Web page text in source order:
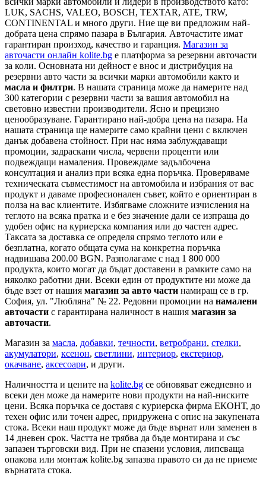
LUK, SACHS, VALEO, BOSCH, TEXTAR, ATE, TRW,
CONTINENTAL и много други. Ние ще ви предложим най-
добрата цена спрямо пазара в България. Авточастите имат
гарантиран произход, качество и гаранция. Магазин за
авточасти онлайн kolite.bg е платформа за резервни авточасти
за коли. Основната ни дейност е внос и дистрибуция на
резервни авто части за всички марки автомобили както и
масла и филтри. В нашата страница може да намерите над
300 категории с резервни части за вашия автомобил на
световно известни производители. Ясно и прецизно
ценообразуване. Гарантирано най-добра цена на пазара. На
нашата страница ще намерите само крайни цени с включен
данък добавена стойност. При нас няма заблуждаващи
промоции, задраскани числа, червени проценти или
подвеждащи намаления. Провеждаме задълбочена
консултация и анализ при всяка една поръчка. Проверяваме
техническата съвместимост на автомобила и избрания от вас
продукт и даваме професионален съвет, който е ориентиран в
полза на вас клиентите. Избягваме сложните изчисления на
теглото на всяка пратка и е без значение дали се изпраща до
удобен офис на куриерска компания или до частен адрес.
Таксата за доставка се определя спрямо теглото или е
безплатна, когато общата сума на конкретна поръчка
надвишава 200.00 BGN. Разполагаме с над 1 800 000
продукта, които могат да бъдат доставени в рамките само на
няколко работни дни. Всеки един от продуктите ни може да
бъде взет от нашия магазин за авто части намиращ се в гр.
София, ул. "Любляна" № 22. Редовни промоции на намалени
авточасти с гарантирана наличност в нашия магазин за
авточасти.
Магазин за масла, добавки, течности, ветробрани, стелки,
акумулатори, ксенон, светлини, интериор, екстериор,
окачване, аксесоари, и други.
Наличността и цените на kolite.bg се обновяват ежедневно и
всеки ден може да намерите нови продукти на най-ниските
цени. Всяка поръчка се доставя с куриерска фирма ЕКОНТ, до
техен офис или точен адрес, придружена с опис на закупената
стока. Всеки наш продукт може да бъде върнат или заменен в
14 дневен срок. Частта не трябва да бъде монтирана и със
запазен търговски вид. При не спазени условия, липсваща
опакова или монтаж kolite.bg запазва правото си да не приеме
върнатата стока.